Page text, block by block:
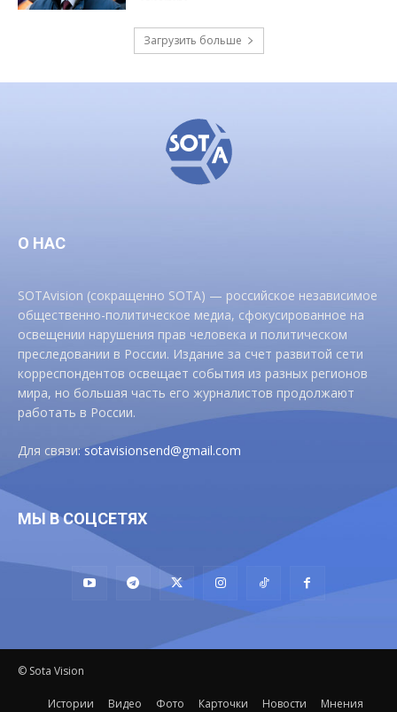
Загрузить больше
О НАС
SOTAvision (сокращенно SOTA) — российское независимое
общественно-политическое медиа, сфокусированное на
освещении нарушения прав человека и политическом
преследовании в России. Издание за счет развитой сети
корреспондентов освещает события из разных регионов
мира, но большая часть его журналистов продолжают
работать в России.
Для связи:sotavisionsend@gmail.com
МЫ В СОЦСЕТЯХ
© Sota Vision
Истории Видео Фото Карточки Новости Мнения